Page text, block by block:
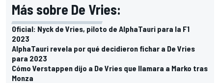
Más sobre De Vries:
Oficial: Nyck de Vries, piloto de AlphaTauri para la F1
2023
AlphaTauri revela por qué decidieron fichar a De Vries
para 2023
Cómo Verstappen dijo a De Vries que llamara a Marko tras
Monza